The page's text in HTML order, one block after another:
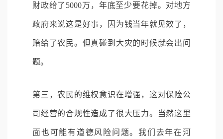
财政给了5000万，年底至少要花掉。对地方
政府来说这是好事，因为钱当年就见效了，
赔给了农民。但真碰到大灾的时候就会出问
题。
第三，农民的维权意识在增强，这对保险公
司经营的合规性造成了很大压力。当然这里
面也可能有道德风险问题。我们去年在河